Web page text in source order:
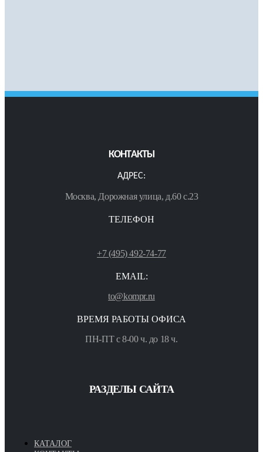
КОНТАКТЫ
АДРЕС:
Москва, Дорожная улица, д.60 с.23
ТЕЛЕФОН
+7 (495) 492-74-77
EMAIL:
to@kompr.ru
ВРЕМЯ РАБОТЫ ОФИСА
ПН-ПТ с 8-00 ч. до 18 ч.
РАЗДЕЛЫ САЙТА
КАТАЛОГ